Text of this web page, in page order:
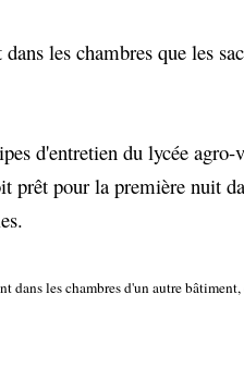
les chambres que les
d'entretien du lycée
prêt pour la première nuit
dans les chambres d'un autre